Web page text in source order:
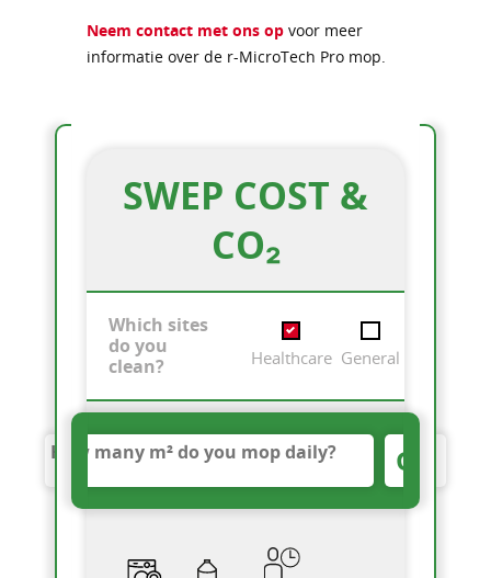
Neem contact met ons op voor meer
informatie over de r-MicroTech Pro mop.
SWEP COST &
CO₂
Which sites
do you
clean?
Healthcare General
GO